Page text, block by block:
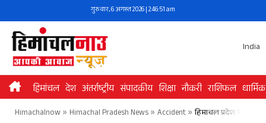
to
content
गुरुवार, 6 अगस्त 2026 | 2:46:52 am
India
हिमांचल देश अंतर्राष्ट्रीय संपादकीय शिक्षा नौकरी राशिफल धार्मिक
Himachalnow» Himachal Pradesh News» Accident» हिमाचल प्रदेश में युवक